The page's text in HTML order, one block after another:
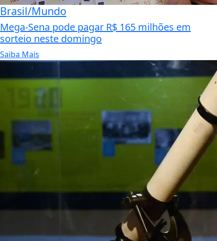
Brasil/Mundo
Mega-Sena pode pagar R$ 165 milhões em
sorteio neste domingo
Saiba Mais